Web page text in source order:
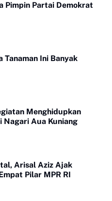
Pimpin Partai Demokrat
Tanaman Ini Banyak
Menghidupkan
Nagari Aua Kuniang
Arisal Aziz Ajak
Pilar MPR RI